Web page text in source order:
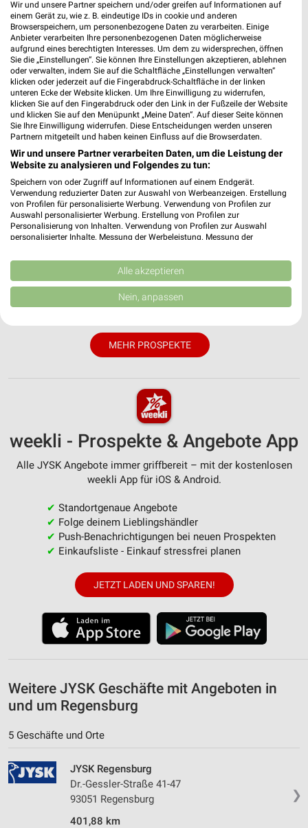
Nächste Filiale
JYSK Regensburg
Vilsstraße 26
93059 Regensburg
Heute geschlossen
398,75 km • Angebote: 2 Prospekte
Angebote-Kalender für JYSK in
Regensburg und Umgebung
Aug.
03Mo 04Di 05Mi 06 Do 07Fr
MEHR PROSPEKTE
weekli - Prospekte & Angebote App
Alle JYSK Angebote immer griffbereit – mit der kostenlosen
weekli App für iOS & Android.
✔ Standortgenaue Angebote
✔ Folge deinem Lieblingshändler
✔ Push-Benachrichtigungen bei neuen Prospekten
✔ Einkaufsliste - Einkauf stressfrei planen
JETZT LADEN UND SPAREN!
Weitere JYSK Geschäfte mit Angeboten in
und um Regensburg
5 Geschäfte und Orte
❯
JYSK Regensburg
Dr.-Gessler-Straße 41-47
93051 Regensburg
401,88 km
Wir und unsere Partner speichern und/oder greifen auf Informationen auf
einem Gerät zu, wie z. B. eindeutige IDs in cookie und anderen
Browserspeichern, um personenbezogene Daten zu verarbeiten. Einige
Anbieter verarbeiten Ihre personenbezogenen Daten möglicherweise
aufgrund eines berechtigten Interesses. Um dem zu widersprechen, öffnen
Sie die „Einstellungen“. Sie können Ihre Einstellungen akzeptieren, ablehnen
oder verwalten, indem Sie auf die Schaltfläche „Einstellungen verwalten“
klicken oder jederzeit auf die Fingerabdruck-Schaltfläche in der linken
unteren Ecke der Website klicken. Um Ihre Einwilligung zu widerrufen,
klicken Sie auf den Fingerabdruck oder den Link in der Fußzeile der Website
und klicken Sie auf den Menüpunkt „Meine Daten“. Auf dieser Seite können
Sie Ihre Einwilligung widerrufen. Diese Entscheidungen werden unseren
Partnern mitgeteilt und haben keinen Einfluss auf die Browserdaten.
Wir und unsere Partner verarbeiten Daten, um die Leistung der
Website zu analysieren und Folgendes zu tun:
Speichern von oder Zugriff auf Informationen auf einem Endgerät.
Verwendung reduzierter Daten zur Auswahl von Werbeanzeigen. Erstellung
von Profilen für personalisierte Werbung. Verwendung von Profilen zur
Auswahl personalisierter Werbung. Erstellung von Profilen zur
Personalisierung von Inhalten. Verwendung von Profilen zur Auswahl
personalisierter Inhalte. Messung der Werbeleistung. Messung der
Kombinationen von Daten aus verschiedenen Quellen. Entwicklung und
Verbesserung der Angebote. Verwendung reduzierter Daten zur Auswahl
von Inhalten.
Daten können außerhalb der Europäischen Union weitergegeben und in die
USA gesendet werden.
Website/App.
Partnerliste anzeigen (1 IAB-Anbieter)
Speichern von oder Zugriff auf Informationen
Verwendung reduzierter Daten zur Auswahl von
Erstellung von Profilen für personalisierte
Verwendung von Profilen zur Auswahl
personalisierter Werbung
personalisierter Inhalte
Messung der Werbeleistung
Analyse von Zielgruppen durch Statistiken oder
Kombinationen von Daten aus verschiedenen
Verwendung reduzierter Daten zur Auswahl von
Alle akzeptieren
Nein, anpassen